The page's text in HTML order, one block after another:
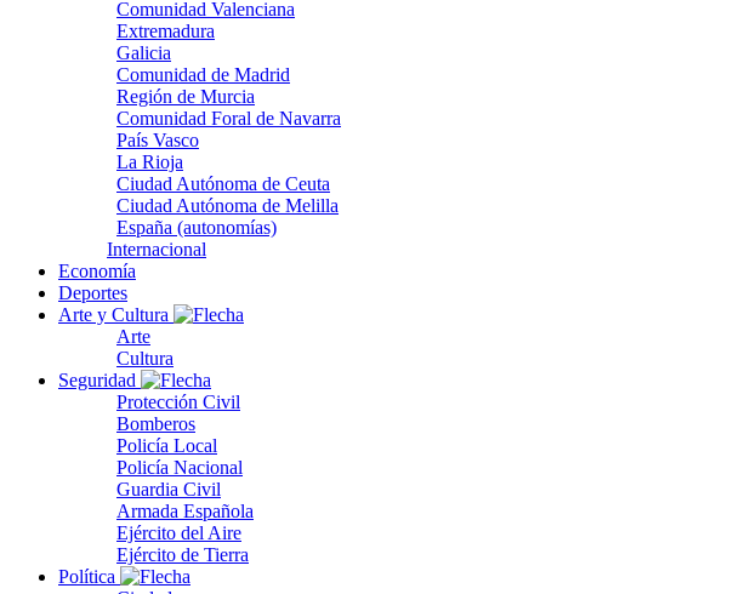
Comunidad Valenciana
Extremadura
Galicia
Comunidad de Madrid
Región de Murcia
Comunidad Foral de Navarra
País Vasco
La Rioja
Ciudad Autónoma de Ceuta
Ciudad Autónoma de Melilla
España (autonomías)
Internacional
Economía
Deportes
Arte y Cultura
Arte
Cultura
Seguridad
Protección Civil
Bomberos
Policía Local
Policía Nacional
Guardia Civil
Armada Española
Ejército del Aire
Ejército de Tierra
Política